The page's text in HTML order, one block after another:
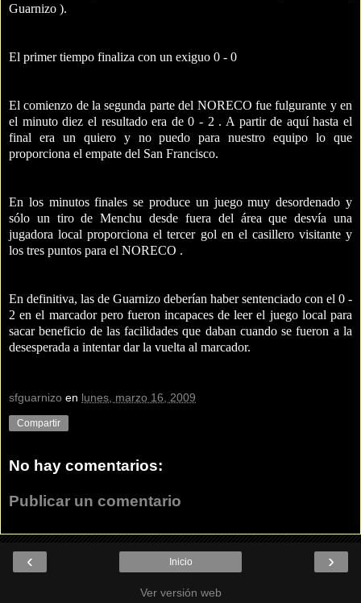
Guarnizo ).
El primer tiempo finaliza con un exiguo 0 - 0
El comienzo de la segunda parte del NORECO fue fulgurante y en
el minuto diez el resultado era de 0 - 2 . A partir de aquí hasta el
final era un quiero y no puedo para nuestro equipo lo que
proporciona el empate del San Francisco.
En los minutos finales se produce un juego muy desordenado y
sólo un tiro de Menchu desde fuera del área que desvía una
jugadora local proporciona el tercer gol en el casillero visitante y
los tres puntos para el NORECO .
En definitiva, las de Guarnizo deberían haber sentenciado con el 0 -
2 en el marcador pero fueron incapaces de leer el juego local para
sacar beneficio de las facilidades que daban cuando se fueron a la
desesperada a intentar dar la vuelta al marcador.
sfguarnizo en lunes, marzo 16, 2009
Compartir
No hay comentarios:
Publicar un comentario
‹ ›
Inicio
Ver versión web